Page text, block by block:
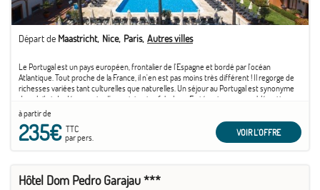
Départ de Maastricht Nice Paris Autres villes
Le Portugal est un pays européen, frontalier de l'Espagne et bordé par l'océan
Atlantique. Tout proche de la France, il n'en est pas moins très différent ! Il regorge de
richesses variées tant culturelles que naturelles. Un séjour au Portugal est synonyme
de soleil et de découverte d'un patrimoine fabuleux. En témoigne son emblématique
capitale ...
à partir de
235€TTC
par pers.
VOIR L'OFFRE
Hôtel Dom Pedro Garajau ***